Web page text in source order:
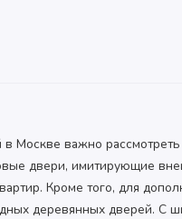
Москве важно
двери, имитирующие
Кроме того, для
деревянных дверей. С